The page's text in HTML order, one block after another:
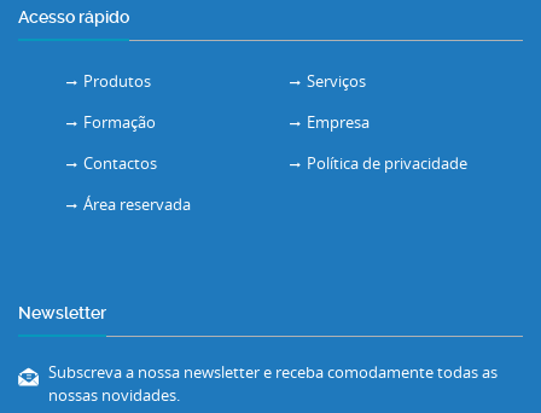
Acesso rápido
Produtos
Serviços
Formação
Empresa
Contactos
Política de privacidade
Área reservada
Newsletter
Subscreva a nossa newsletter e receba comodamente todas as
nossas novidades.